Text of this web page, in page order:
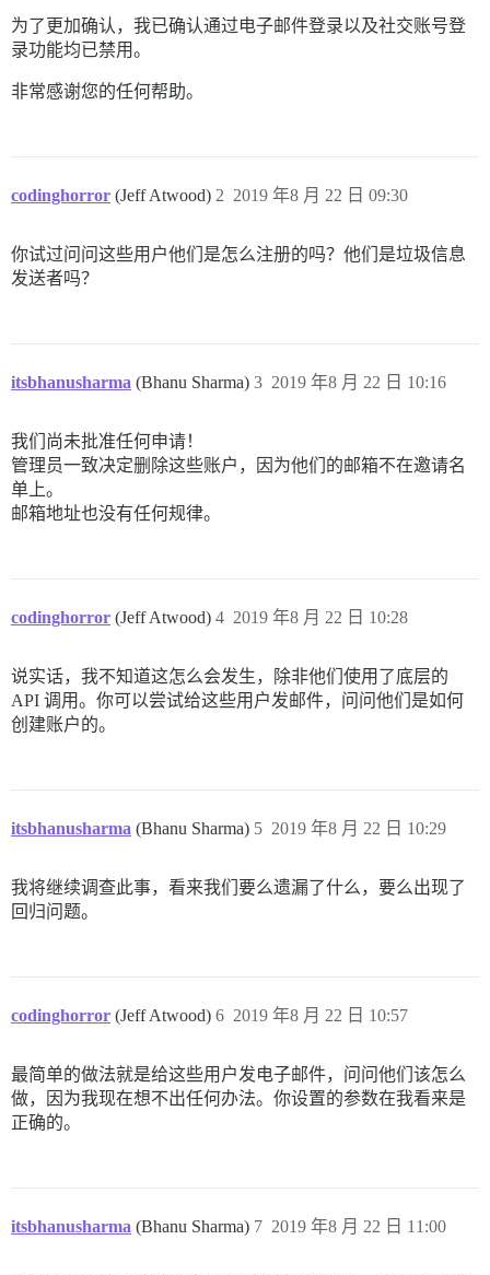
为了更加确认，我已确认通过电子邮件登录以及社交账号登
录功能均已禁用。
非常感谢您的任何帮助。
codinghorror (Jeff Atwood) 2019 年8 月 22 日 09:30
2
你试过问问这些用户他们是怎么注册的吗？他们是垃圾信息
发送者吗？
itsbhanusharma (Bhanu Sharma) 2019 年8 月 22 日 10:16
3
我们尚未批准任何申请！
管理员一致决定删除这些账户，因为他们的邮箱不在邀请名
单上。
邮箱地址也没有任何规律。
codinghorror (Jeff Atwood) 2019 年8 月 22 日 10:28
4
说实话，我不知道这怎么会发生，除非他们使用了底层的
API 调用。你可以尝试给这些用户发邮件，问问他们是如何
创建账户的。
itsbhanusharma (Bhanu Sharma) 2019 年8 月 22 日 10:29
5
我将继续调查此事，看来我们要么遗漏了什么，要么出现了
回归问题。
codinghorror (Jeff Atwood) 2019 年8 月 22 日 10:57
6
最简单的做法就是给这些用户发电子邮件，问问他们该怎么
做，因为我现在想不出任何办法。你设置的参数在我看来是
正确的。
itsbhanusharma (Bhanu Sharma) 2019 年8 月 22 日 11:00
7